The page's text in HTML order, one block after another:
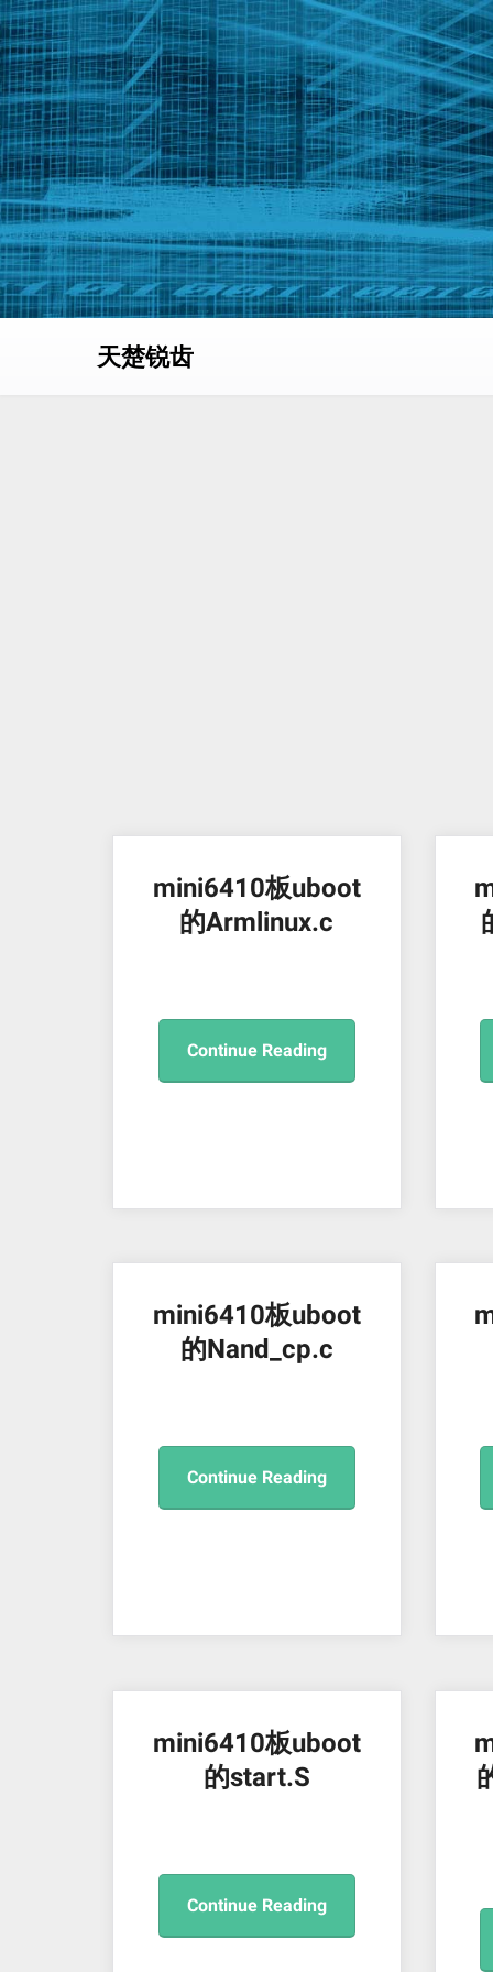
Skip
to
content
天楚锐齿
mini6410板uboot
的Armlinux.c
Continue Reading
mini6410板uboot
的Nand_cp.c
Continue Reading
mini6410板uboot
的start.S
Continue Reading